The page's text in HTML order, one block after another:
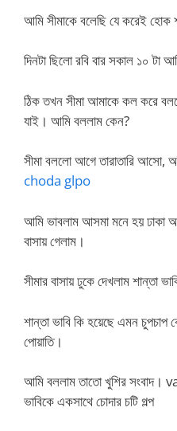
আমি সীমাকে বলেছি যে করেই হোক
দিনটা ছিলো রবি বার সকাল ১০ টা
ঠিক তখন সীমা আমাকে কল করে
যাই। আমি বললাম কেন?
সীমা বললো আগে তারাতারি আসো,
choda glpo
আমি ভাবলাম আসমা মনে হয় ঢাকা
বাসায় গেলাম।
সীমার বাসায় ঢুকে দেখলাম শান্তা
শান্তা ভাবি কি হয়েছে এমন চুপচাপ
পোয়াতি।
আমি বললাম তাতো খুশির
ভাবিকে একসাথে চোদার চটি গল্প